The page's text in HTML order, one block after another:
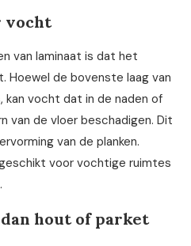
vocht
van laminaat is dat het
Hoewel de bovenste laag van
vocht dat in de naden of
van de vloer beschadigen. Dit
van de planken.
voor vochtige ruimtes
hout of parket